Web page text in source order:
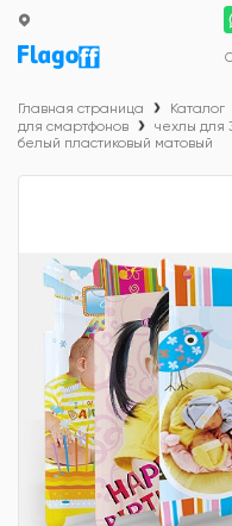
Главная страница Каталог
для смартфонов
чехлы для
белый пластиковый матовый